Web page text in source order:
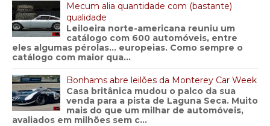
Mecum alia quantidade com (bastante)
qualidade
Leiloeira norte-americana reuniu um
catálogo com 600 automóveis, entre
eles algumas pérolas… europeias. Como sempre o
catálogo com maior qua...
Bonhams abre leilões da Monterey Car Week
Casa britânica mudou o palco da sua
venda para a pista de Laguna Seca. Muito
mais do que um milhar de automóveis,
avaliados em milhões sem c...